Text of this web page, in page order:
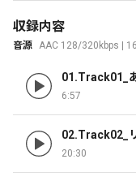
収録内容
音源 AAC 128/320kbps |
01.Track01_
「ゆらめき」
6:57
02.Track02_
ージだよね？
20:30